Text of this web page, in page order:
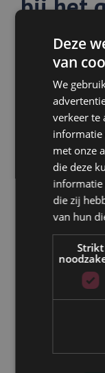
Over het
van lazy loadng,
rekening mee
vlakken
geladen
weet je
inladen
Initiële
laadtijd
soepel
Deze
van
We
verkeer te
informatie
met onze
die deze
informatie
die zij
van hun
Strikt